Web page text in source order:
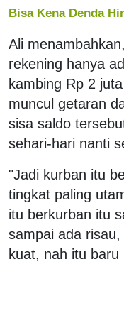
Bisa Kena Denda
Ali
rekening hanya
kambing Rp 2
muncul getaran
sisa saldo
sehari-hari nanti
"Jadi kurban itu
tingkat paling
itu berkurban itu
sampai ada
kuat, nah itu baru